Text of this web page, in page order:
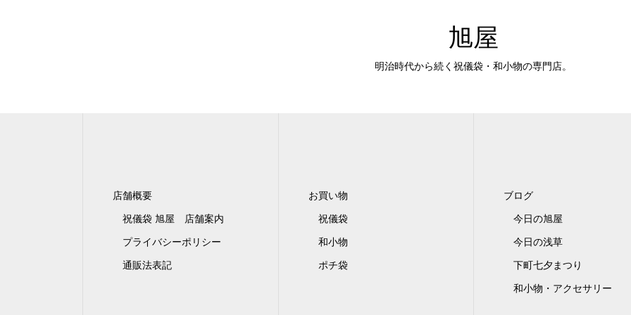
旭屋
明治時代から続く祝儀袋・和小物の専門店。
店舗概要
祝儀袋 旭屋 店舗案内
プライバシーポリシー
通販法表記
お買い物
祝儀袋
和小物
ポチ袋
ブログ
今日の旭屋
今日の浅草
下町七夕まつり
和小物・アクセサリー